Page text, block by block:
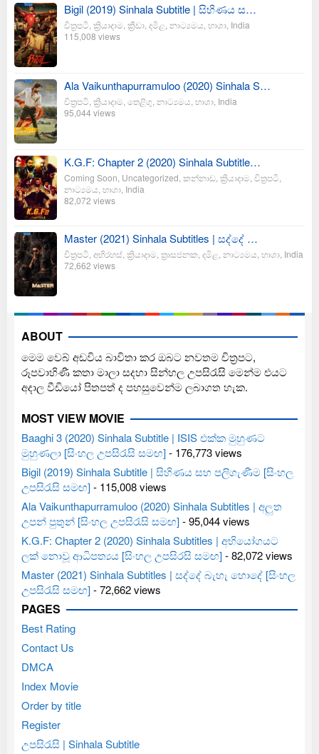
Bigil (2019) Sinhala Subtitle | සිහිණය ස…
චිත්‍රපටි ක්‍රියාදාම ක්‍රීඩා දමිළ නාට්‍යමය භාශා India
115,008 views
Ala Vaikunthapurramuloo (2020) Sinhala S…
චිත්‍රපටි ක්‍රියාදාම තෙළිගු නාට්‍යමය භාශා India
95,044 views
K.G.F: Chapter 2 (2020) Sinhala Subtitle…
Coming Soon Uncategorized කන්නාඩ ක්‍රියාදාම චිත්‍රපටි
නාට්‍යමය භාශා India
82,072 views
Master (2021) Sinhala Subtitles | සද්දේ …
චිත්‍රපටි අභිරහස් ක්‍රියාදාම ත්‍රාසජනක දමිළ නාට්‍යමය භාශා India
72,662 views
ABOUT
මෙම වෙබ් අඩවිය බාවිතා කර ඔබට නවතම චිත්‍රපට,
රූපවාහිණී කතා මාලා සදහා සින්හල උපසිරැසි මෙන්ම එයට
අදාල වීඩියෝ පිතපත් ද පහසුවෙන්ම ලබාගත හැක.
MOST VIEW MOVIE
Baaghi 3 (2020) Sinhala Subtitle | ISIS එක්ක මුහුණට
මුහුණලා [සිංහල උපසිරැසි සමඟ]- 176,773 views
Bigil (2019) Sinhala Subtitle | සිහිණය සහ පලිගැණීම [සිංහල
උපසිරැසි සමඟ]- 115,008 views
Ala Vaikunthapurramuloo (2020) Sinhala Subtitles | අලුත
උපන් පුතුන් [සිංහල උපසිරැසි සමඟ]- 95,044 views
K.G.F: Chapter 2 (2020) Sinhala Subtitles | අභියෝගයට
ලක් නොවූ ආධිපත්‍යය [සිංහල උපසිරසි සමඟ]- 82,072 views
Master (2021) Sinhala Subtitles | සද්දේ බැහැ හොදේ [සිංහල
උපසිරැසි සමඟ]- 72,662 views
PAGES
Best Rating
Contact Us
DMCA
Index Movie
Order by title
Register
උපසිරැසි | Sinhala Subtitle